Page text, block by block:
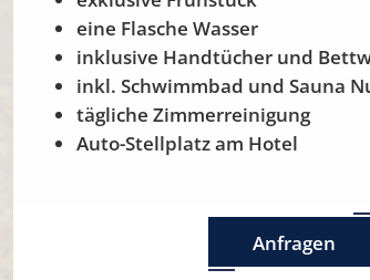
eine Flasche Wasser
inklusive Handtücher und
inkl. Schwimmbad und Sauna
tägliche Zimmerreinigung
Auto-Stellplatz am Hotel
Anfragen